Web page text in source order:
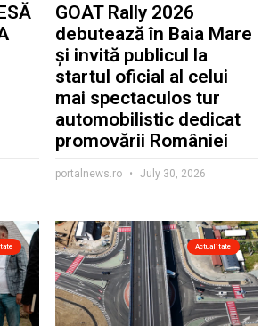
GOAT Rally 2026
debutează în Baia Mare
și invită publicul la
startul oficial al celui
mai spectaculos tur
automobilistic dedicat
promovării României
portalnews.ro July 30, 2026
Actualitate